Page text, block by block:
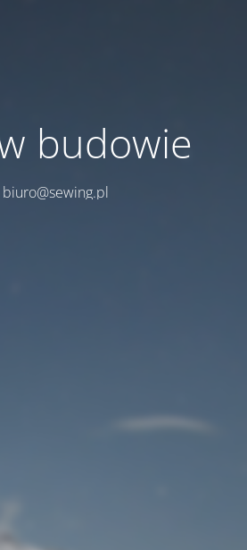
budowie